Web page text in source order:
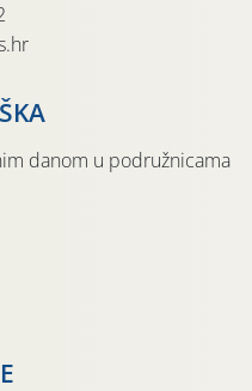
danom u podružnicama